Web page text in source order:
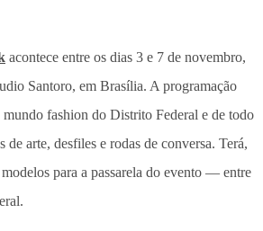
acontece entre os dias 3 e 7 de novembro,
Santoro, em Brasília. A programação
fashion do Distrito Federal e de todo
arte, desfiles e rodas de conversa. Terá,
para a passarela do evento — entre